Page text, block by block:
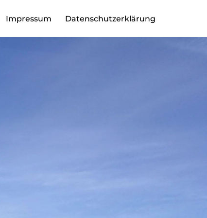
Impressum Datenschutzerklärung